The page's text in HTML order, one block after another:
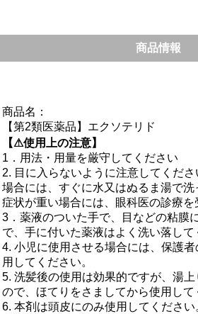
商品情報
商品名：
【第2類医薬品】エクソテリド
【⚠使用上の注意】
1．用法・用量を厳守してください
2. 目に入らないように注意してくだ
場合には、すぐに水又はぬるま湯で洗
症状が重い場合には、眼科医の診療を
3．薬液のついた手で、目などの粘膜
で、手に付いた薬液はよく洗い落して
4. 小児に使用させる場合には、保護
用してください。
5. 洗髪後の使用は効果的ですが、湯
ので、ほてりをさましてから使用して
6. 本剤は頭皮にのみ使用してください